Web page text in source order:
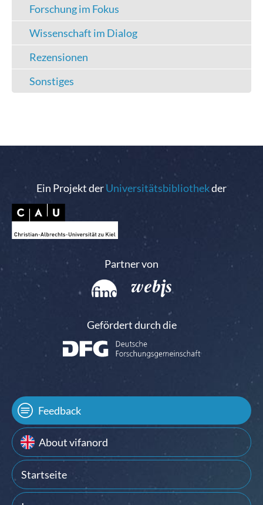
Forschung im Fokus
Wissenschaft im Dialog
Rezensionen
Sonstiges
Ein Projekt derUniversitätsbibliothekder
Partner von
Gefördert durch die
Feedback
About vifanord
Startseite